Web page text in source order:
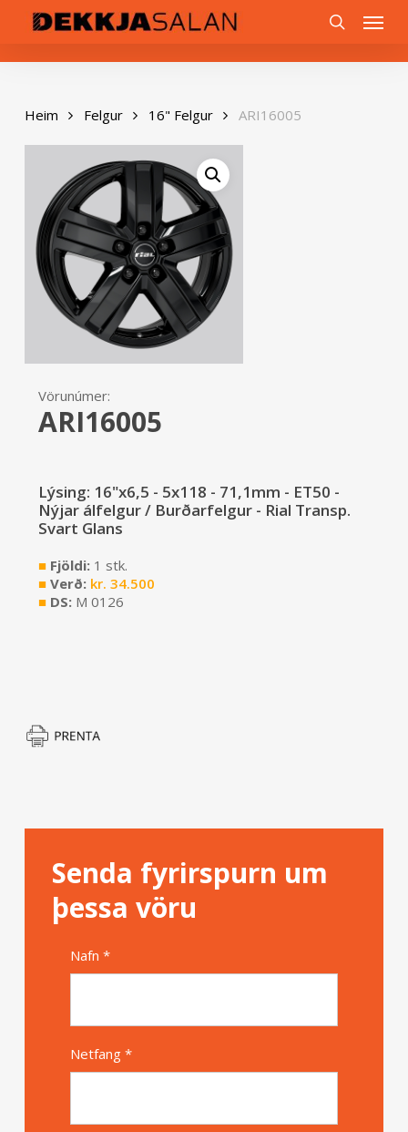
content
Menu
Heim Felgur 16" Felgur ARI16005
Vörunúmer:
ARI16005
Lýsing: 16"x6,5 - 5x118 - 71,1mm - ET50 -
Nýjar álfelgur / Burðarfelgur - Rial Transp.
Svart Glans
■Fjöldi: 1 stk.
■Verð: kr. 34.500
■DS: M 0126
Senda fyrirspurn um
þessa vöru
Nafn *
Netfang *